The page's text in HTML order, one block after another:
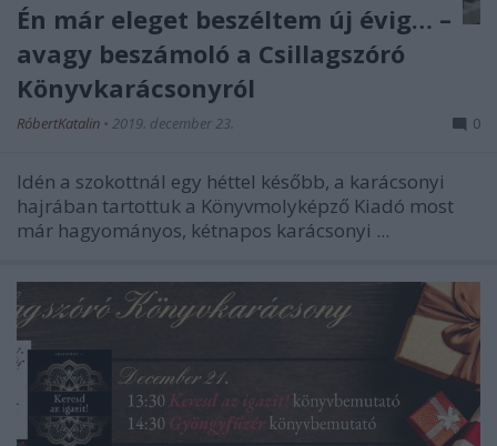
Én már eleget beszéltem új évig… –
avagy beszámoló a Csillagszóró
Könyvkarácsonyról
RóbertKatalin • 2019. december 23. 0
Idén a szokottnál egy héttel később, a karácsonyi
hajrában tartottuk a Könyvmolyképző Kiadó most
már hagyományos, kétnapos karácsonyi ...